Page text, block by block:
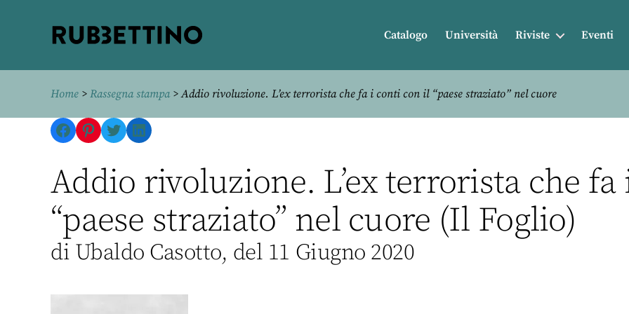
Catalogo Università Riviste Eventi
Home > Rassegna stampa> Addio rivoluzione. L’ex terrorista che fa i conti con il “paese straziato” nel cuore
Facebook
Pinterest
TwitterLinkedIn
Addio rivoluzione. L’ex terrorista che
“paese straziato” nel cuore (Il Foglio)
di Ubaldo Casotto, del 11 Giugno 2020